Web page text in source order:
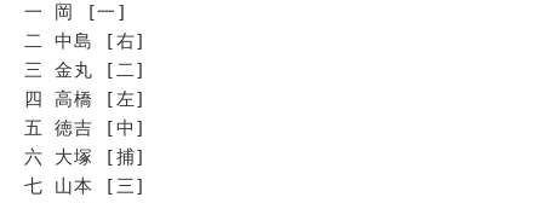
一 岡 [一]
二 中島 [右]
三 金丸 [二]
四 高橋 [左]
五 徳吉 [中]
六 大塚 [捕]
七 山本 [三]